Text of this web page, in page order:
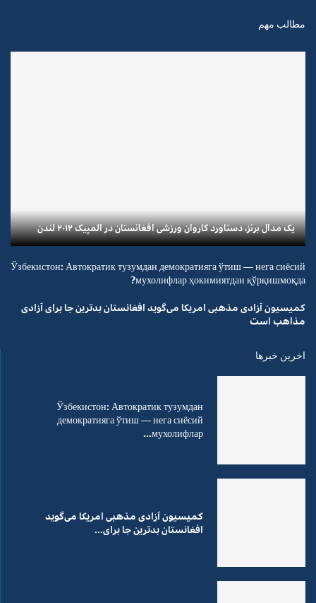
مطالب مهم
یک مدال برنز، دستاورد کاروان ورزشی افغانستان در المپیک ۲۰۱۲ لندن
Ўзбекистон: Автократик тузумдан демократияга ўтиш — нега сиёсий
мухолифлар ҳокимиятдан қўрқишмоқда?
کمیسیون آزادی مذهبی امریکا می‌گوید افغانستان بدترین جا برای آزادی
مذاهب است
اخرین خبرها
Ўзбекистон: Автократик тузумдан
демократияга ўтиш — нега сиёсий
мухолифлар...
کمیسیون آزادی مذهبی امریکا می‌گوید
افغانستان بدترین جا برای...